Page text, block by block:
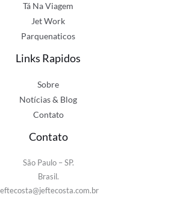
Tá Na Viagem
Jet Work
Parquenaticos
Links Rapidos
Sobre
Notícias & Blog
Contato
Contato
São Paulo – SP.
Brasil.